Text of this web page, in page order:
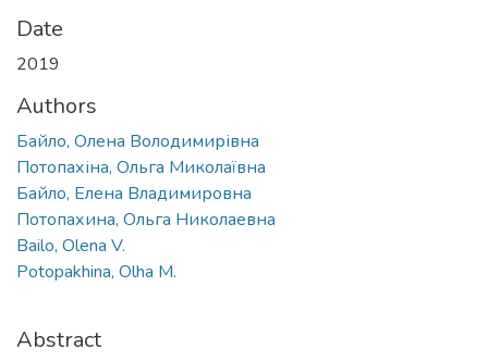
Date
2019
Authors
Байло, Олена Володимирівна
Потопахіна, Ольга Миколаївна
Байло, Елена Владимировна
Потопахина, Ольга Николаевна
Bailo, Olena V.
Potopakhina, Olha M.
Abstract